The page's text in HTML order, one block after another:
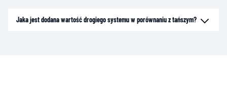
Jaka jest dodana wartość drogiego systemu w porównaniu z tańszym?